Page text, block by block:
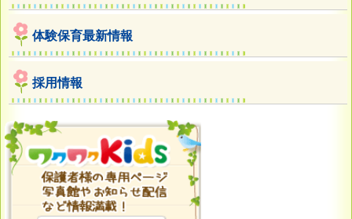
体験保育最新情報
採用情報